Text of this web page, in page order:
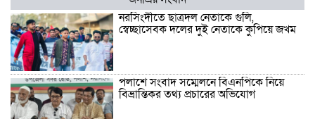
নরসিংদীতে ছাত্রদল নেতাকে গুলি,
স্বেচ্ছাসেবক দলের দুই নেতাকে কুপিয়ে জখম
পলাশে সংবাদ সম্মেলনে বিএনপিকে নিয়ে
বিভ্রান্তিকর তথ্য প্রচারের অভিযোগ